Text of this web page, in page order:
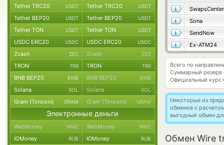
SwapsCenter
Sona
SendNow
Ex-ATM24
Всего по
Суммарный резерв
Официальный курс
Некоторые из
обменов с
выгодный обмен
Обмен Wire
Tether TRC20 USDT Tether TRC20 USDT
Tether BEP20 USDT Tether BEP20 USDT
Tether TON USDT Tether TON USDT
USDC ERC20 USDC USDC ERC20 USDC
Zcash ZEC Zcash ZEC
TRON TRX TRON TRX
BNB BEP20 BNB BNB BEP20 BNB
Solana SOL Solana SOL
Gram (Toncoin) GRAM Gram (Toncoin) GRAM
Электронные деньги
WebMoney WMZ WebMoney WMZ
ЮMoney RUB ЮMoney RUB